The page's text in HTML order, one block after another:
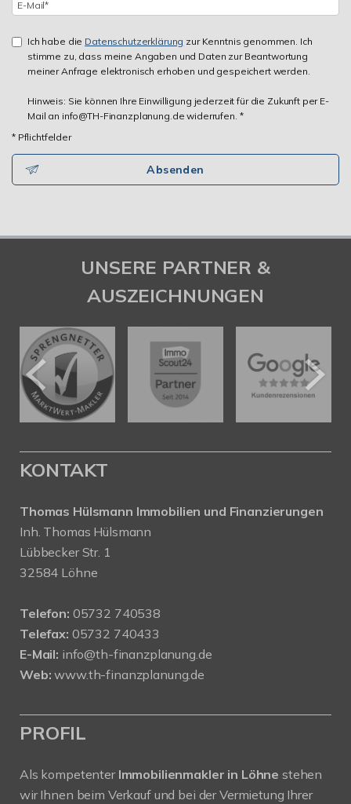
Ich habe die Datenschutzerklärung zur Kenntnis genommen. Ich
stimme zu, dass meine Angaben und Daten zur Beantwortung
meiner Anfrage elektronisch erhoben und gespeichert werden.
Hinweis: Sie können Ihre Einwilligung jederzeit für die Zukunft per E-
Mail an info@TH-Finanzplanung.de widerrufen. *
* Pflichtfelder
Absenden
UNSERE PARTNER &
AUSZEICHNUNGEN
KONTAKT
Thomas Hülsmann Immobilien und Finanzierungen
Inh. Thomas Hülsmann
Lübbecker Str. 1
32584 Löhne
Telefon: 05732 740538
Telefax: 05732 740433
E-Mail: info@th-finanzplanung.de
Web: www.th-finanzplanung.de
PROFIL
Als kompetenter Immobilienmakler in Löhne stehen
wir Ihnen beim Verkauf und bei der Vermietung Ihrer